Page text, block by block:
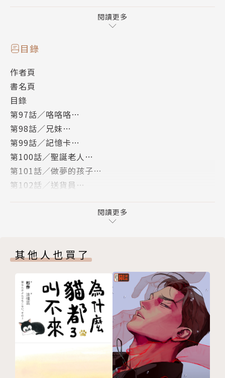
\硬派寫實動作片+笑中帶淚的搞笑日常=看盡人生百態
的黑色喜劇//
☆榮獲第41回講談社漫畫賞一般部門受賞
★2021年日本累積銷售1200萬冊，超高人氣第二部好
評連載中
☆日本Amazon全系列 2000則5顆星評論
★「日本奧斯卡影帝」岡田准一主演真人化電影好評熱
播
【內容簡介】
表面上是正派徵信局的總裁……
在太平市奄奄一息的宇津帆，
困住了寓言的前輩貝沼和岬！
另一方面，寓言被要求繪製聖誕插圖並努力奮鬥…
閱讀更多
目錄
作者頁
書名頁
目錄
第97話／咯咯咯…
第98話／兄妹…
第99話／記憶卡…
第100話／聖誕老人…
第101話／做夢的孩子…
第102話／送貨員…
第107話／不祥的早晨…
封底
閱讀更多
其他人也買了